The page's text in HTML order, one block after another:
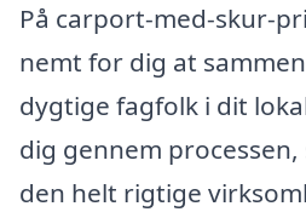
På carport-med-skur-
nemt for dig at
dygtige fagfolk i dit
dig gennem
den helt rigtige